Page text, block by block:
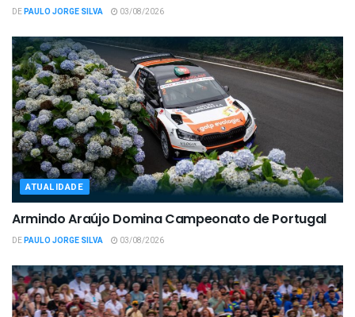
DEPAULO JORGE SILVA 03/08/2026
ATUALIDADE
Armindo Araújo Domina Campeonato de Portugal
DEPAULO JORGE SILVA 03/08/2026